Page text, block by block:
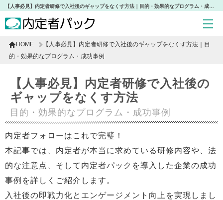
HOME
【人事必見】内定者研修で入社後のギャップをなくす方法｜目
的・効果的なプログラム・成功事例
【人事必見】内定者研修で入社後の
ギャップをなくす方法
目的・効果的なプログラム・成功事例
内定者フォローはこれで完璧！
本記事では、内定者が本当に求めている研修内容や、法
的な注意点、そして内定者パックを導入した企業の成功
事例を詳しくご紹介します。
入社後の即戦力化とエンゲージメント向上を実現しまし